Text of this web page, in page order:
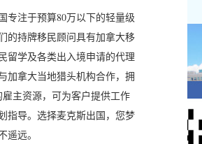
专注于预算80万以下的轻量级
的持牌移民顾问具有加拿大移
留学及各类出入境申请的代理
加拿大当地猎头机构合作，拥
雇主资源，可为客户提供工作
指导。选择麦克斯出国，您梦
遥远。